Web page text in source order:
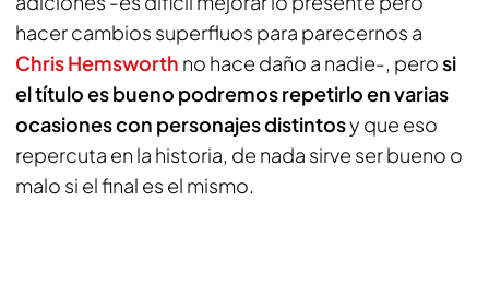
hacer cambios superfluos para parecernos a
Chris Hemsworth no hace daño a nadie-, perosi
el título es bueno podremos repetirlo en varias
ocasiones con personajes distintosy que eso
repercuta en la historia, de nada sirve ser bueno o
malo si el final es el mismo.